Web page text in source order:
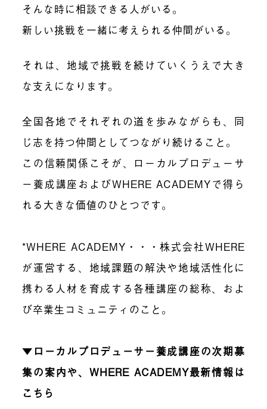
そんな時に相談できる人がいる。
新しい挑戦を一緒に考えられる仲間がいる。
それは、地域で挑戦を続けていくうえで大き
な支えになります。
全国各地でそれぞれの道を歩みながらも、同
じ志を持つ仲間としてつながり続けること。
この信頼関係こそが、ローカルプロデューサ
ー養成講座およびWHERE ACADEMYで得ら
れる大きな価値のひとつです。
*WHERE ACADEMY・・・株式会社WHERE
が運営する、地域課題の解決や地域活性化に
携わる人材を育成する各種講座の総称、およ
び卒業生コミュニティのこと。
▼ローカルプロデューサー養成講座の次期募
集の案内や、WHERE ACADEMY最新情報は
こちら